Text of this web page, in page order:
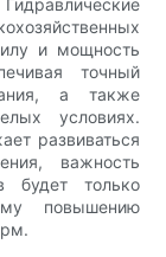
и мощность
точный
а также
условиях.
развиваться
важность
будет только
повышению